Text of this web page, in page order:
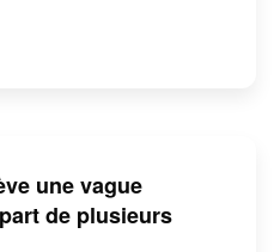
une vague
de plusieurs